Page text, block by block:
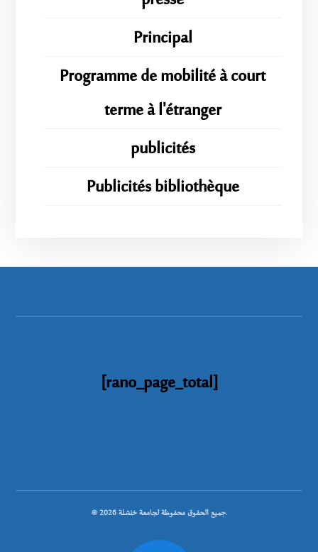
Principal
Programme de mobilité à court
terme à l'étranger
publicités
Publicités bibliothèque
[rano_page_total]
© جميع الحقوق محفوظة لجامعة خنشلة 2026.